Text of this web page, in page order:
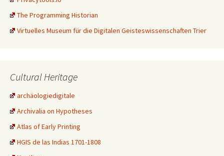
The Programming Historian
Virtuelles Museum für die Digitalen Geisteswissenschaften Trier
Cultural Heritage
archäologiedigitale
Archivalia on Hypotheses
Atlas of Early Printing
HGIS de las Indias 1701-1808